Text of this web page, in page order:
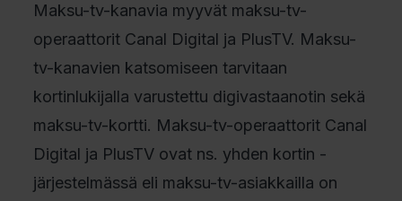
Maksu-tv-kanavia myyvät maksu-tv-
operaattorit Canal Digital ja PlusTV. Maksu-
tv-kanavien katsomiseen tarvitaan
kortinlukijalla varustettu digivastaanotin sekä
maksu-tv-kortti. Maksu-tv-operaattorit Canal
Digital ja PlusTV ovat ns. yhden kortin -
järjestelmässä eli maksu-tv-asiakkailla on